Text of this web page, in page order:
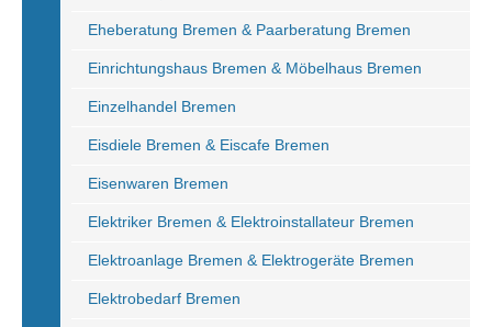
Eheberatung Bremen & Paarberatung Bremen
Einrichtungshaus Bremen & Möbelhaus Bremen
Einzelhandel Bremen
Eisdiele Bremen & Eiscafe Bremen
Eisenwaren Bremen
Elektriker Bremen & Elektroinstallateur Bremen
Elektroanlage Bremen & Elektrogeräte Bremen
Elektrobedarf Bremen